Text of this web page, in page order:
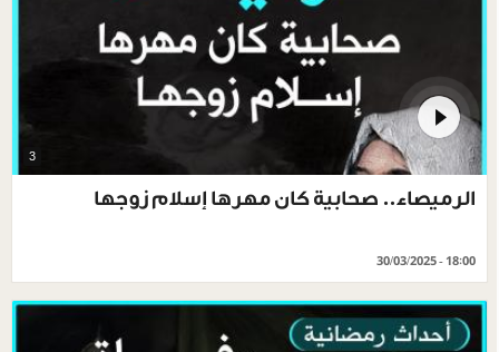
3
الرميصاء.. صحابية كان مهرها إسلام زوجها
30/03/2025 - 18:00